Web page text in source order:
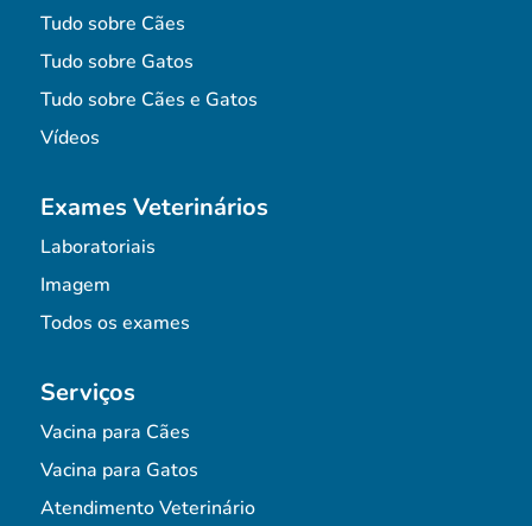
Tudo sobre Cães
Tudo sobre Gatos
Tudo sobre Cães e Gatos
Vídeos
Exames Veterinários
Laboratoriais
Imagem
Todos os exames
Serviços
Vacina para Cães
Vacina para Gatos
Atendimento Veterinário